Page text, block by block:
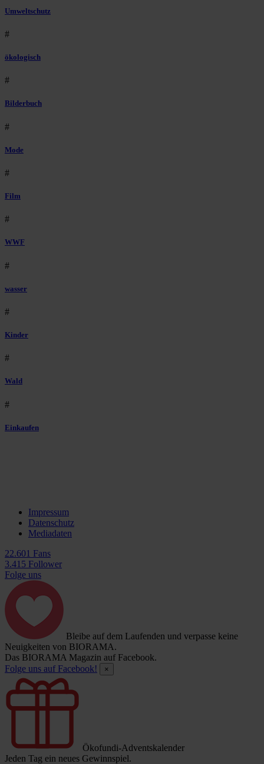
Umweltschutz
#
ökologisch
#
Bilderbuch
#
Mode
#
Film
#
WWF
#
wasser
#
Kinder
#
Wald
#
Einkaufen
Impressum
Datenschutz
Mediadaten
22.601 Fans
3.415 Follower
Folge uns
Bleibe auf dem Laufenden und verpasse keine
Neuigkeiten von BIORAMA.
Das BIORAMA Magazin auf Facebook.
Folge uns auf Facebook!
×
Ökofundi-Adventskalender
Jeden Tag ein neues Gewinnspiel.